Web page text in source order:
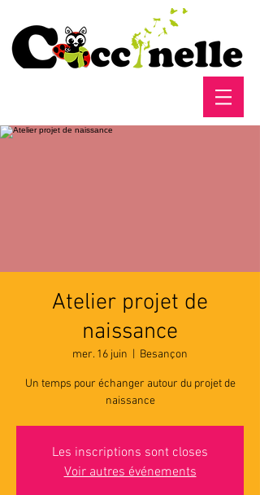
Atelier projet de
naissance
mer. 16 juin Besançon
Un temps pour échanger autour du projet de
naissance
Les inscriptions sont closes
Voir autres événements